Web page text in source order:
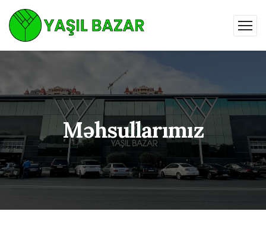
Məhsullarımız